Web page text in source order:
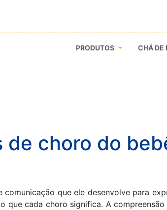
PRODUTOS CHÁ DE
de choro do
que ele desenvolve para
que cada choro significa. A